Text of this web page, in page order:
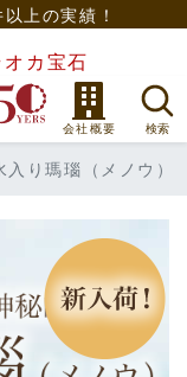
上の実績！
オカ宝石
り瑪瑙（メノウ）